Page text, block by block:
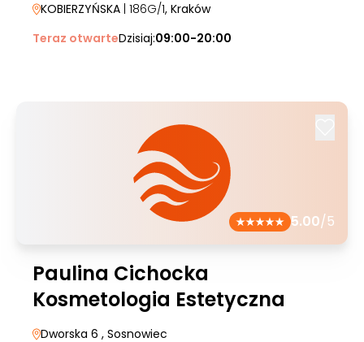
KOBIERZYŃSKA | 186G/1, Kraków
Teraz otwarteDzisiaj:09:00-20:00
5.00/5
Paulina Cichocka
Kosmetologia Estetyczna
Dworska 6 , Sosnowiec